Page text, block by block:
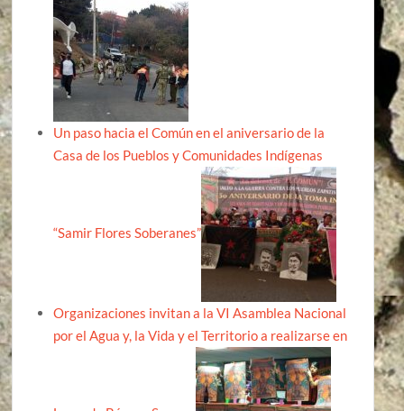
Un paso hacia el Común en el aniversario de la
Casa de los Pueblos y Comunidades Indígenas
“Samir Flores Soberanes”
Organizaciones invitan a la VI Asamblea Nacional
por el Agua y, la Vida y el Territorio a realizarse en